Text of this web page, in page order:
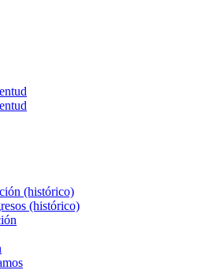
(histórico)
(histórico)